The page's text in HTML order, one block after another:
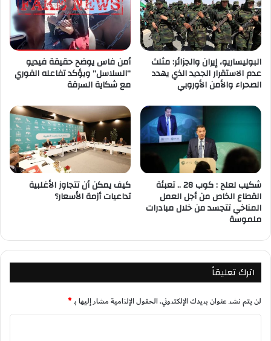
البوليساريو، إيران والجزائر: مثلث
عدم الاستقرار الجديد الذي يهدد
الصحراء والأمن الأوروبي
أمن فاس يوضح حقيقة فيديو
“السلاسل” ويؤكد تفاعله الفوري
مع شكاية السرقة
شكيب لعلج : كوب 28 .. تعبئة
القطاع الخاص من أجل العمل
المناخي تتجسد من خلال مبادرات
ملموسة
كيف يمكن أن تتجاوز الأغلبية
تداعيات أزمة الأسعار؟
اترك تعليقاً
لن يتم نشر عنوان بريدك الإلكتروني.الحقول الإلزامية مشار إليها بـ*